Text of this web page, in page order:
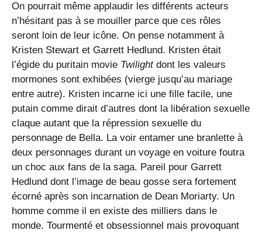
On pourrait même applaudir les différents acteurs
n’hésitant pas à se mouiller parce que ces rôles
seront loin de leur icône. On pense notamment à
Kristen Stewart et Garrett Hedlund. Kristen était
l’égide du puritain movie Twilight dont les valeurs
mormones sont exhibées (vierge jusqu’au mariage
entre autre). Kristen incarne ici une fille facile, une
putain comme dirait d’autres dont la libération sexuelle
claque autant que la répression sexuelle du
personnage de Bella. La voir entamer une branlette à
deux personnages durant un voyage en voiture foutra
un choc aux fans de la saga. Pareil pour Garrett
Hedlund dont l’image de beau gosse sera fortement
écorné après son incarnation de Dean Moriarty. Un
homme comme il en existe des milliers dans le
monde. Tourmenté et obsessionnel mais provoquant